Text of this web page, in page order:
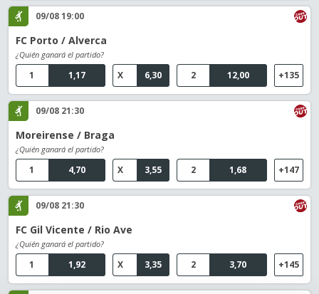
09/08 19:00
FC Porto / Alverca
¿Quién ganará el partido?
1,17
1 6,30
X 12,00
2 +135
09/08 21:30
Moreirense / Braga
¿Quién ganará el partido?
4,70
1 3,55
X 1,68
2 +147
09/08 21:30
FC Gil Vicente / Rio Ave
¿Quién ganará el partido?
1,92
1 3,35
X 3,70
2 +145